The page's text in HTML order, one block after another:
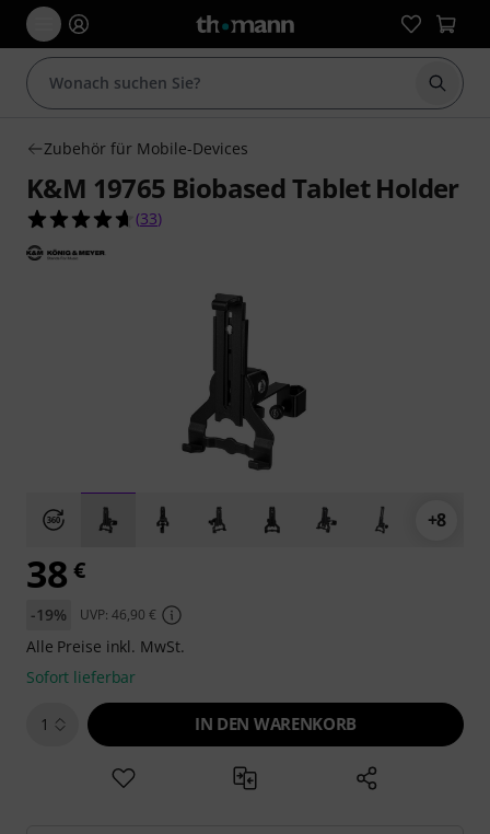
Suche
Zubehör für Mobile-Devices
K&M 19765 Biobased Tablet Holder
4.6 von 5 Sternen aus 33 Kundenbewertungen
(33)
+8
38 €
-19% UVP: 46,90 €
Alle Preise inkl. MwSt.
Sofort lieferbar
1 IN DEN WARENKORB